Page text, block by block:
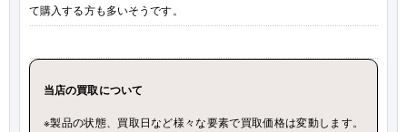
て購入する方も多いそうです。
当店の買取について
※製品の状態、買取日など様々な要素で買取価格は変動します。